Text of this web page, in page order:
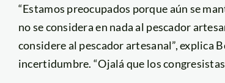
“Estamos preocupados porque aún se
no se considera en nada al pescador
considere al pescador artesanal”, explica
incertidumbre. “Ojalá que los